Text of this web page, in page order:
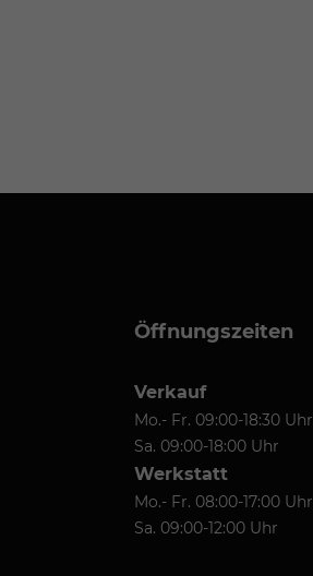
Öffnungszeiten
Verkauf
Mo.- Fr. 09:00-18:30 Uhr
Sa. 09:00-18:00 Uhr
Werkstatt
Mo.- Fr. 08:00-17:00 Uhr
Sa. 09:00-12:00 Uhr